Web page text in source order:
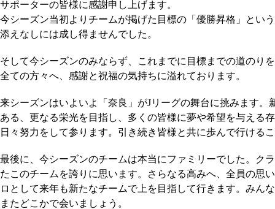
サポーターの皆様に感謝申し上げます。
今シーズン当初よりチームが掲げた目標の「優勝昇格」とい
添えなしには成し得ませんでした。
そして今シーズンのみならず、これまでに目標までの道のり
全ての方々へ、感謝と祝福の気持ちに溢れております。
来シーズンはいよいよ「奈良」がJリーグの舞台に挑みます。
ある、更なる栄光を目指し、多くの皆様に夢や希望を与える
日々努力をして参ります。引き続き皆様と共に歩んで行ける
最後に、今シーズンのチームは本当にファミリーでした。ク
たこのチームを誇りに思います。さらなる高みへ、全員の思
ロとして来年も新たなチームで上を目指して行きます。みん
またどこかで会いましょう。